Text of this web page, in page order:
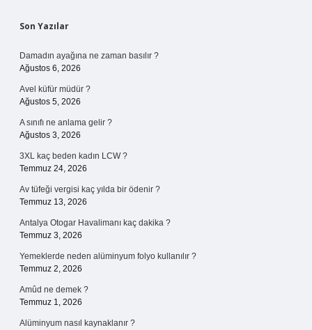
Sidebar
Son Yazılar
Damadın ayağına ne zaman basılır ?
Ağustos 6, 2026
Avel küfür müdür ?
Ağustos 5, 2026
A sınıfı ne anlama gelir ?
Ağustos 3, 2026
3XL kaç beden kadın LCW ?
Temmuz 24, 2026
Av tüfeği vergisi kaç yılda bir ödenir ?
Temmuz 13, 2026
Antalya Otogar Havalimanı kaç dakika ?
Temmuz 3, 2026
Yemeklerde neden alüminyum folyo kullanılır ?
Temmuz 2, 2026
Amûd ne demek ?
Temmuz 1, 2026
Alüminyum nasıl kaynaklanır ?